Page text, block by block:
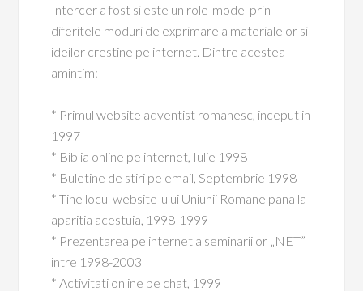
Intercer a fost si este un role-model prin
diferitele moduri de exprimare a materialelor si
ideilor crestine pe internet. Dintre acestea
amintim:
* Primul website adventist romanesc, inceput in
1997
* Biblia online pe internet, Iulie 1998
* Buletine de stiri pe email, Septembrie 1998
* Tine locul website-ului Uniunii Romane pana la
aparitia acestuia, 1998-1999
* Prezentarea pe internet a seminariilor „NET”
intre 1998-2003
* Activitati online pe chat, 1999